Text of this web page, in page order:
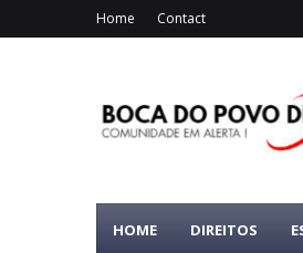
Home Contact
HOME DIREITOS